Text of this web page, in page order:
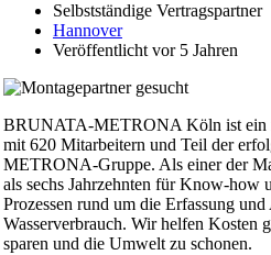
Selbstständige Vertragspartner
Hannover
Veröffentlicht vor 5 Jahren
BRUNATA-METRONA Köln ist ein
mit 620 Mitarbeitern und Teil der
METRONA-Gruppe. Als einer der
als sechs Jahrzehnten für Know-how
Prozessen rund um die Erfassung
Wasserverbrauch. Wir helfen Kosten
sparen und die Umwelt zu schonen.